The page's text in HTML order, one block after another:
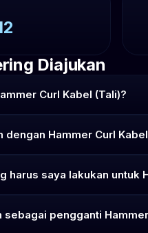
Diajukan
Curl Kabel (Tali)?
Hammer Curl
harus saya lakukan untuk
pengganti